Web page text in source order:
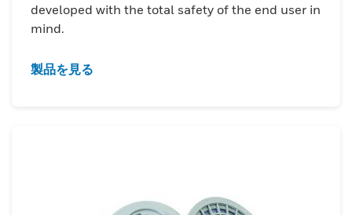
developed with the total safety of the end user in
mind.
製品を見る